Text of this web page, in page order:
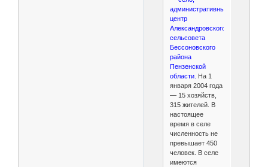
административный
центр
Александровского
сельсовета
Бессоновского
района
Пензенской
области.
На 1
января 2004 года
— 15 хозяйств,
315 жителей. В
настоящее
время в селе
численность не
превышает 450
человек. В селе
имеются